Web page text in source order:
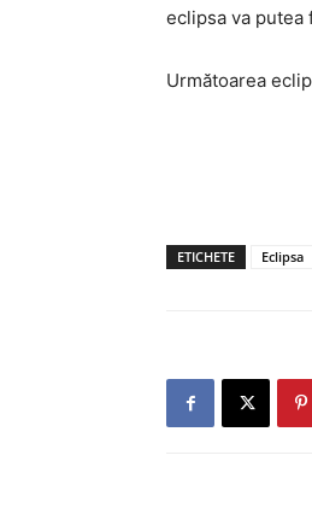
eclipsa va putea
Următoarea
ETICHETE Eclipsa